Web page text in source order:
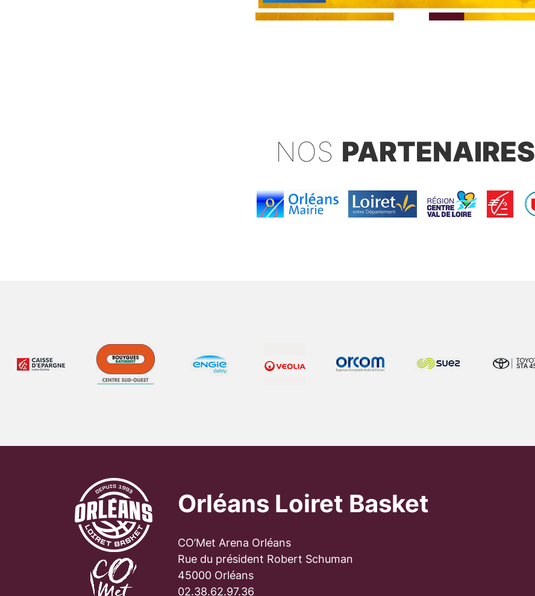
NOS PARTENAIRES
Orléans Loiret Basket
CO’Met Arena Orléans
Rue du président Robert Schuman
45000 Orléans
02.38.62.97.36